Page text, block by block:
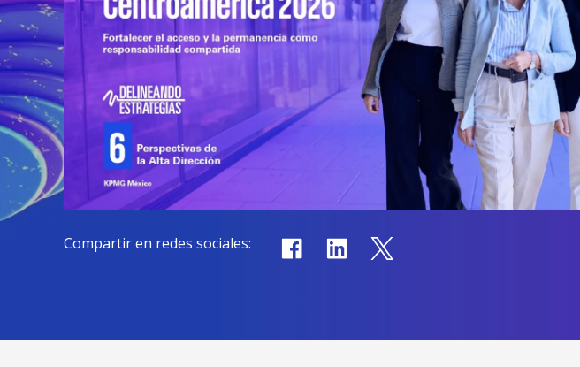
Compartir en redes sociales: